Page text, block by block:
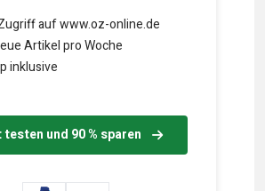
auf www.oz-online.de
Artikel pro Woche
inklusive
und 90 % sparen